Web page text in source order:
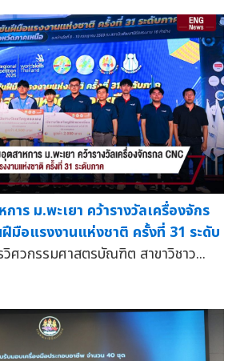
าร ม.พะเยา คว้ารางวัลเครื่องจักร
มือแรงงานแห่งชาติ ครั้งที่ 31 ระดับ
วกรรมศาสตรบัณฑิต สาขาวิชาว...